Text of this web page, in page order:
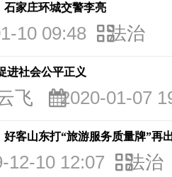
石家庄环城交警李亮
10 09:48 法治
进社会公平正义
飞 2020-01-07
客山东打“旅游服务质量牌”再
12-10 12:07 法治